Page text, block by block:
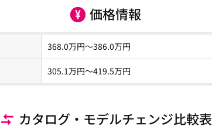
価格情報
368.0万円～386.0万円
305.1万円〜419.5万円
カタログ・モデルチェンジ比較表